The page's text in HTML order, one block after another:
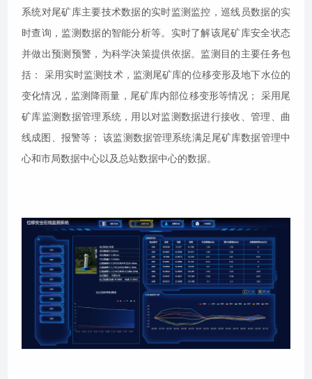
系统对尾矿库主要技术数据的实时监测监控，巡线员数据的实
时查询，监测数据的智能分析等。实时了解该尾矿库安全状态
并做出预测预警，为科学决策提供依据。监测目的主要任务包
括： 采用实时监测技术，监测尾矿库的位移变形及地下水位的
变化情况，监测降雨量，尾矿库内部位移变形等情况； 采用尾
矿库监测数据管理系统，用以对监测数据进行接收、管理、曲
线成图、报警等； 该监测数据管理系统满足尾矿库数据管理中
心和市局数据中心以及总站数据中心的数据。